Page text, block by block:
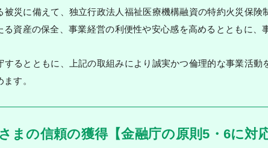
被災に備えて、独立行政法人福祉医療機構融資の特約火災保険
る資産の保全、事業経営の利便性や安心感を高めるとともに、
するとともに、上記の取組みにより誠実かつ倫理的な事業活動
す。
の信頼の獲得【金融庁の原則5・6に対応